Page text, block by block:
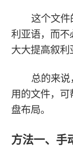
这个文件
利亚语，而不
大大提高叙利
总的来说
用的文件，
盘布局。
方法一、手